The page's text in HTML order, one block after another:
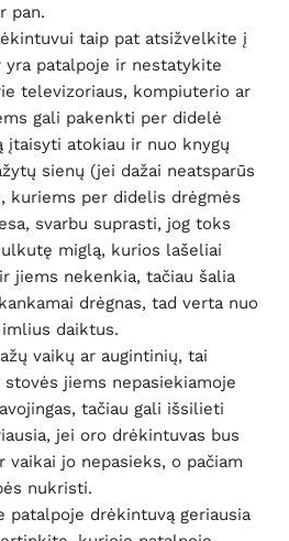
pan.
taip pat atsižvelkite į
patalpoje ir nestatykite
televizoriaus, kompiuterio ar
gali pakenkti per didelė
įtaisyti atokiau ir nuo knygų
sienų (jei dažai neatsparūs
kuriems per didelis drėgmės
svarbu suprasti, jog toks
miglą, kurios lašeliai
jiems nekenkia, tačiau šalia
drėgnas, tad verta nuo
daiktus.
vaikų ar augintinių, tai
jiems nepasiekiamoje
tačiau gali išsilieti
jei oro drėkintuvas bus
vaikai jo nepasieks, o pačiam
nukristi.
patalpoje drėkintuvą geriausia